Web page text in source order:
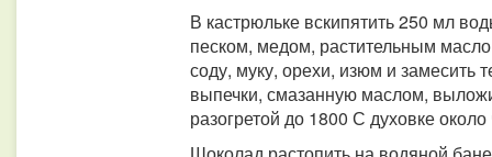
В кастрюльке вскипятить 250 мл
песком, медом, растительным
соду, муку, орехи, изюм и замесить
выпечки, смазанную маслом,
разогретой до 1800 С духовке около